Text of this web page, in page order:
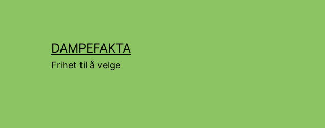
DAMPEFAKTA
Frihet til å velge